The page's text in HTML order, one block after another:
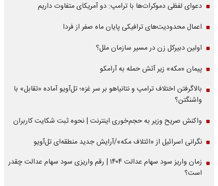
دعوای لفظی دموکرات‌ها با ترامپ: دو آمریکای متفاوت داریم
اعمال محدودیت‌های ترافیکی پایان ماه صفر از فردا
اولین دبیرکل زن در مسیر سازمان‌ ملل؟
پیمان «مکه» زیر آتش حمله به آرامکو
بالاگرفتن اختلاف ترامپ و نتانیاهو بر سر غزه؛ تل‌آویو آماده «تقابل» با
واشنگتن؟
واکنش صریح وزیر به حجم‌خوری اینترنت | نحوه ثبت شکایت کاربران
نگرانی اسرائیل از «ائتلاف مکه»/آرایش جدید منطقه‌ای تل‌آویو
زمان واریز سود سهام عدالت ۱۴۰۴ | رقم واریزی سود سهام عدالت چقدر
است؟